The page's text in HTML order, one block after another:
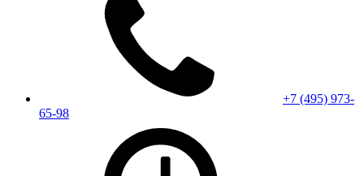
+7 (495) 973-
65-98